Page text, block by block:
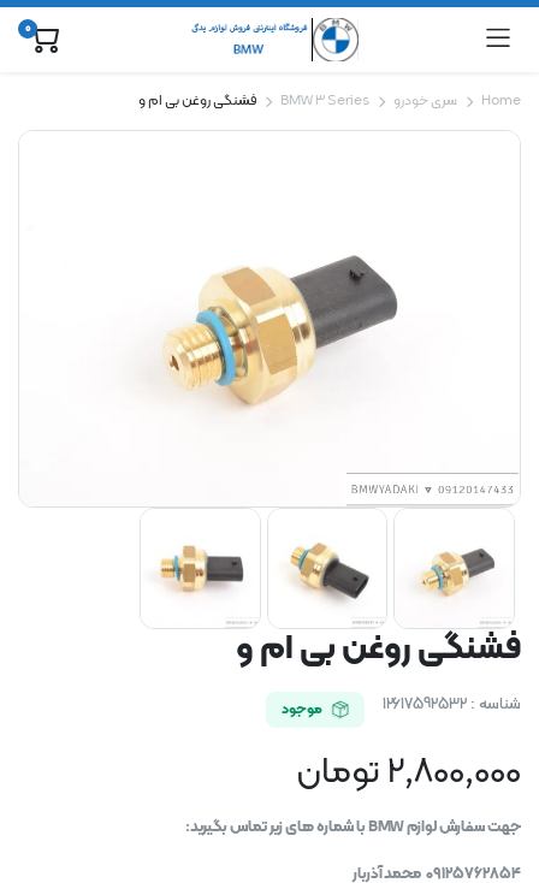
0
Home سری خودرو BMW 3 Series فشنگی روغن بی ام و
فشنگی روغن بی ام و
شناسه : 12617592532 موجود
2,800,000تومان
جهت سفارش لوازم BMW با شماره های زیر تماس بگیرید:
09125762854 محمد آذربار